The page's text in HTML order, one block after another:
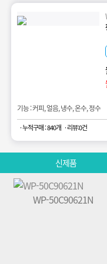
기능 : 커피, 얼음, 냉수, 온수, 정수
· 누적구매 : 840개· 리뷰:0건
신제품
WP-50C90621N